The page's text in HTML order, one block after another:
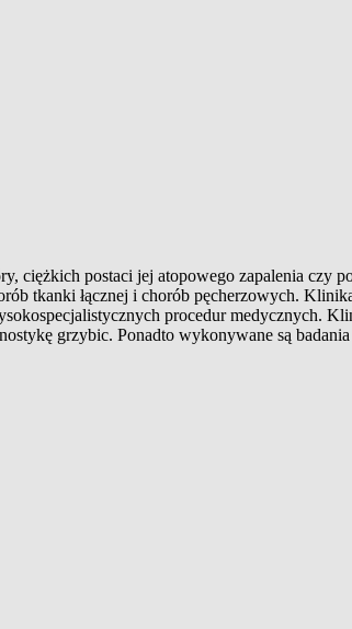
ciężkich postaci jej atopowego zapalenia czy
tkanki łącznej i chorób pęcherzowych.
procedur medycznych.
grzybic. Ponadto wykonywane są